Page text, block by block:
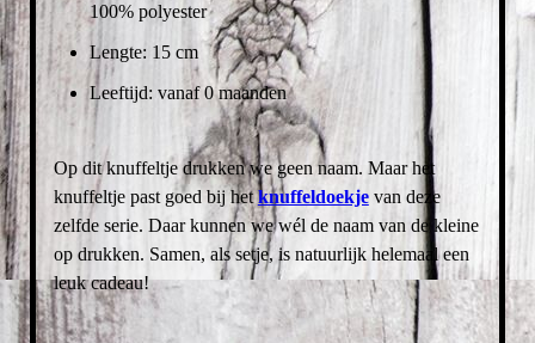
100% polyester
Lengte: 15 cm
Leeftijd: vanaf 0 maanden
Op dit knuffeltje drukken we geen naam. Maar het
knuffeltje past goed bij hetknuffeldoekjevan deze
zelfde serie. Daar kunnen we wél de naam van de kleine
op drukken. Samen, als setje, is natuurlijk helemaal een
leuk cadeau!